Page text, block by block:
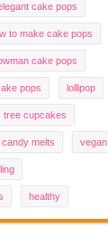
cake pops
to make cake pops
cake pops
pops lollipop
tree cupcakes
candy melts vegan
healthy